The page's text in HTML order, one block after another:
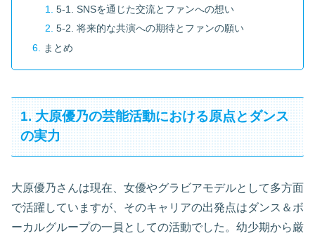
5-1. SNSを通じた交流とファンへの想い
5-2. 将来的な共演への期待とファンの願い
まとめ
1. 大原優乃の芸能活動における原点とダンス
の実力
大原優乃さんは現在、女優やグラビアモデルとして多方面
で活躍していますが、そのキャリアの出発点はダンス＆ボ
ーカルグループの一員としての活動でした。幼少期から厳